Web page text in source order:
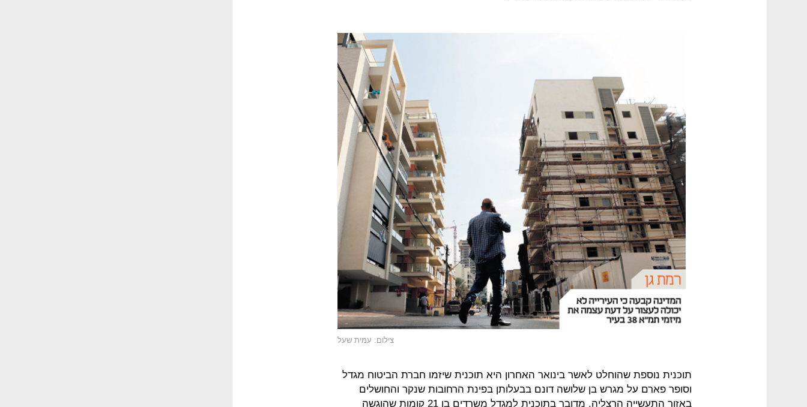
צילום: עמית שעל
תוכנית נוספת שהוחלט לאשר בינואר האחרון היא תוכנית שיזמו חברת הביטוח מגדל
וסופר פארם על מגרש בן שלושה דונם בבעלותן בפינת הרחובות שנקר והחושלים
באזור התעשייה הרצליה. מדובר בתוכנית למגדל משרדים בן 21 קומות שהוגשה